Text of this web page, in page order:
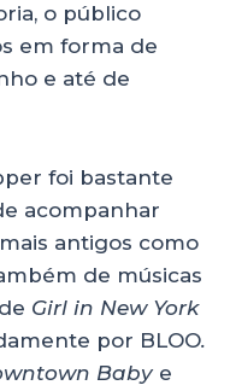
o público
em forma de
e até de
foi bastante
acompanhar
mais antigos como
de músicas
Girl in New York
por BLOO.
Babye